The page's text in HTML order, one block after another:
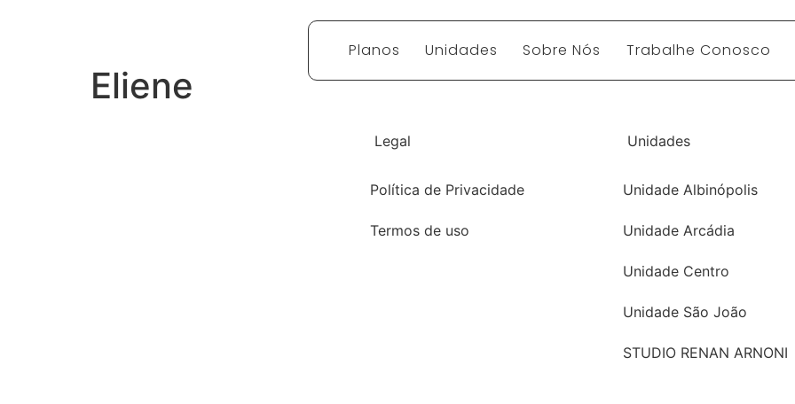
Planos Unidades Sobre Nós Trabalhe Conosco
Eliene
Legal
Política de Privacidade
Termos de uso
Unidades
Unidade Albinópolis
Unidade Arcádia
Unidade Centro
Unidade São João
STUDIO RENAN ARNONI